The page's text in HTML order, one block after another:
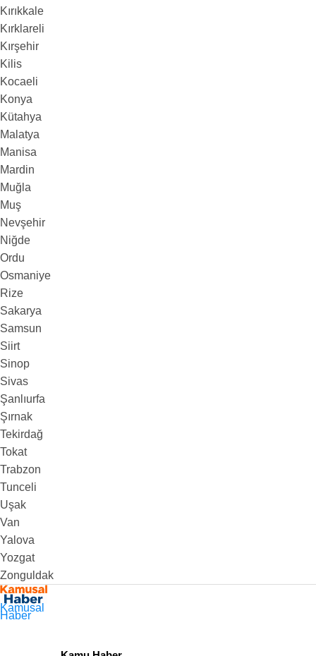
Kırıkkale
Kırklareli
Kırşehir
Kilis
Kocaeli
Konya
Kütahya
Malatya
Manisa
Mardin
Muğla
Muş
Nevşehir
Niğde
Ordu
Osmaniye
Rize
Sakarya
Samsun
Siirt
Sinop
Sivas
Şanlıurfa
Şırnak
Tekirdağ
Tokat
Trabzon
Tunceli
Uşak
Van
Yalova
Yozgat
Zonguldak
Kamusal
Haber